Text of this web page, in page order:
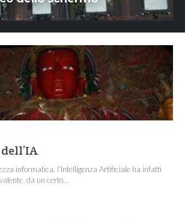
informatica, l’Intelligenza Artificiale ha infatti
da un certo...